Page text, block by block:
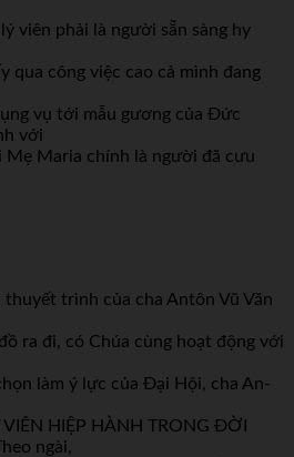
viên phải là người sẵn sàng hy
qua công việc cao cả mình đang
vụ tới mẫu gương của Đức
với
Mẹ Maria chính là người đã cưu
thuyết trình của cha Antôn Vũ Văn
ra đi, có Chúa cùng hoạt động với
làm ý lực của Đại Hội, cha An-
HIỆP HÀNH TRONG ĐỜI
ngài,